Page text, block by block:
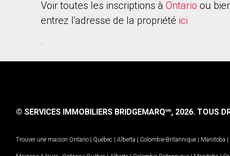
Voir toutes les inscriptions à Ontario ou
entrez l'adresse de la propriété ici
.
© SERVICES IMMOBILIERS BRIDGEMARQMD, 2026. TOUS
Trouver une maison Ontario | Québec | Alberta | Colombie-Britannique | Manitoba |